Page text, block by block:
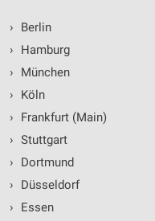
›
Berlin
›
Hamburg
›
München
›
Köln
›
Frankfurt (Main)
› Stuttgart
›
Dortmund
›
Düsseldorf
›
Essen